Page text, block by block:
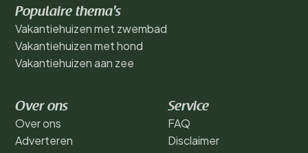
Populaire thema's
Vakantiehuizen met zwembad
Vakantiehuizen met hond
Vakantiehuizen aan zee
Over ons
Over ons
Adverteren
Service
FAQ
Disclaimer